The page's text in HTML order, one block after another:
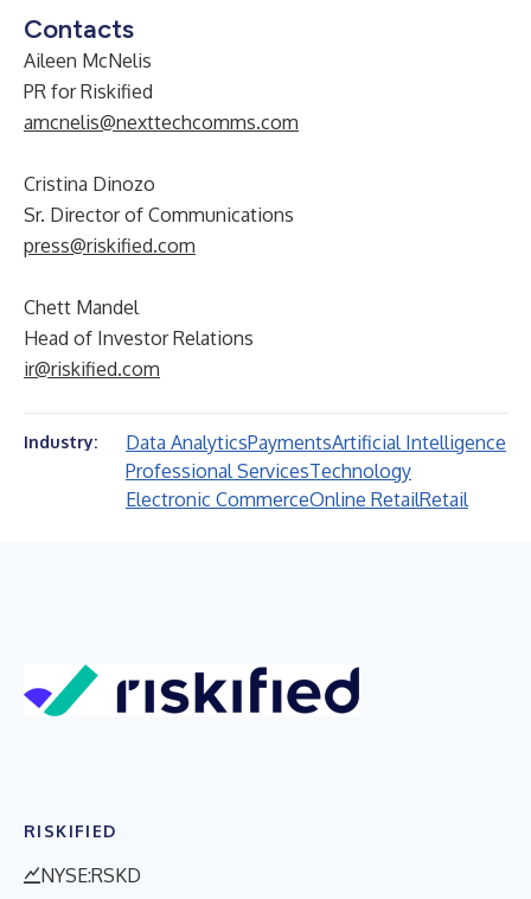
Contacts
Aileen McNelis
PR for Riskified
amcnelis@nexttechcomms.com
Cristina Dinozo
Sr. Director of Communications
press@riskified.com
Chett Mandel
Head of Investor Relations
ir@riskified.com
Industry: Data AnalyticsPaymentsArtificial Intelligence
Professional ServicesTechnology
Electronic CommerceOnline RetailRetail
RISKIFIED
NYSE:RSKD